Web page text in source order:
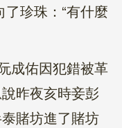
珍珠：“有什麼
佑因犯錯被革
昨夜亥時妾彭
賭坊進了賭坊